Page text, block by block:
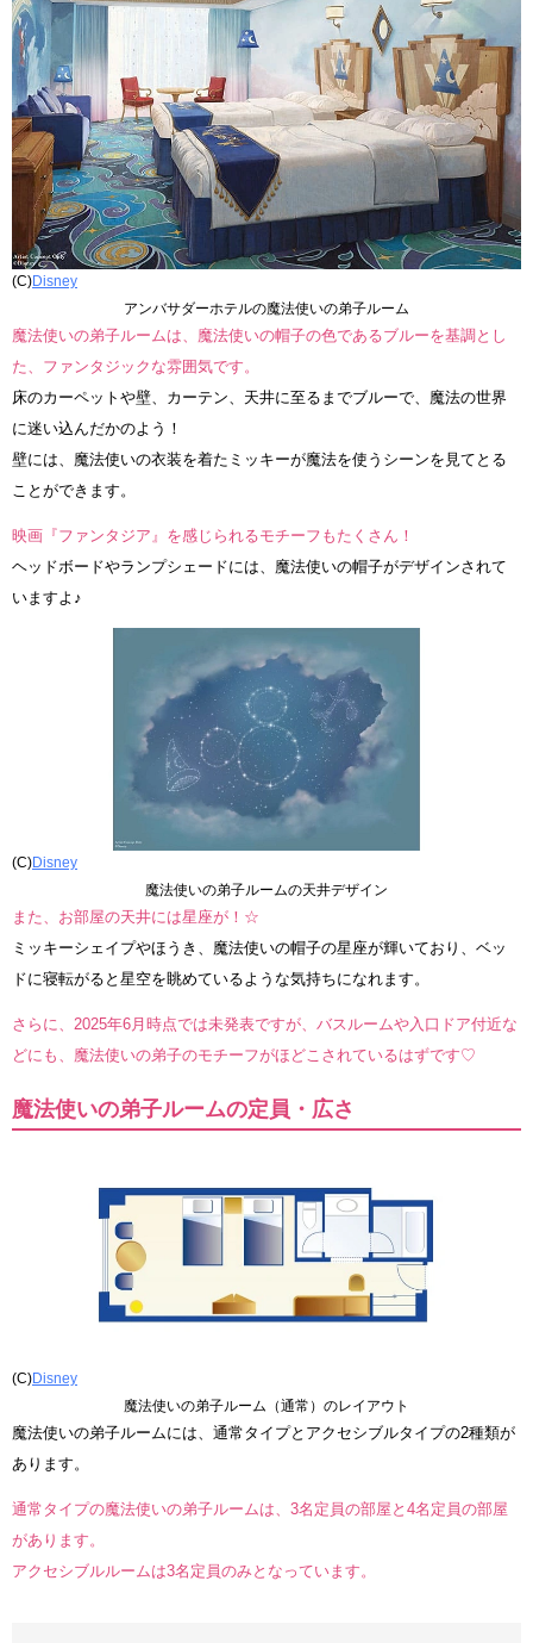
(C)Disney
アンバサダーホテルの魔法使いの弟子ルーム
魔法使いの弟子ルームは、魔法使いの帽子の色であるブルーを基調とし
た、ファンタジックな雰囲気です。
床のカーペットや壁、カーテン、天井に至るまでブルーで、魔法の世界
に迷い込んだかのよう！
壁には、魔法使いの衣装を着たミッキーが魔法を使うシーンを見てとる
ことができます。
映画『ファンタジア』を感じられるモチーフもたくさん！
ヘッドボードやランプシェードには、魔法使いの帽子がデザインされて
いますよ♪
(C)Disney
魔法使いの弟子ルームの天井デザイン
また、お部屋の天井には星座が！☆
ミッキーシェイプやほうき、魔法使いの帽子の星座が輝いており、ベッ
ドに寝転がると星空を眺めているような気持ちになれます。
さらに、2025年6月時点では未発表ですが、バスルームや入口ドア付近な
どにも、魔法使いの弟子のモチーフがほどこされているはずです♡
魔法使いの弟子ルームの定員・広さ
(C)Disney
魔法使いの弟子ルーム（通常）のレイアウト
魔法使いの弟子ルームには、通常タイプとアクセシブルタイプの2種類が
あります。
通常タイプの魔法使いの弟子ルームは、3名定員の部屋と4名定員の部屋
があります。
アクセシブルルームは3名定員のみとなっています。